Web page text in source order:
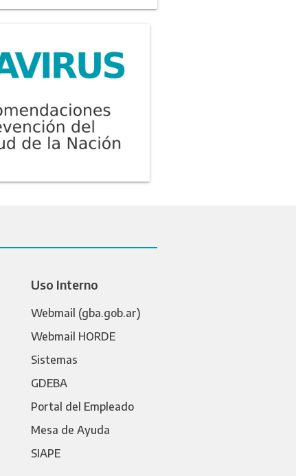
Uso Interno
Webmail (gba.gob.ar)
Webmail HORDE
Sistemas
GDEBA
Portal del Empleado
Mesa de Ayuda
SIAPE